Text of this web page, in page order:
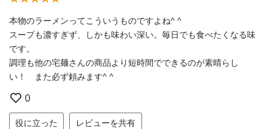
本物のラーメンってこういうものですよね^ ^
スープも濃すぎず、しかも味わい深い。毎日でも食べたくなる味
です。
調理も他の宅麺さんの商品より短時間でできるのが素晴らし
い！ また必ず頼みます^ ^
0
役に立った レビューを共有